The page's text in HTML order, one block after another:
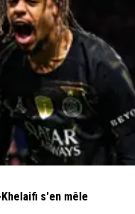
à 15:36 +36
plus de mot...
sera le prix du baril de
a déféquer
fait 10 ans que c'est fait
s'en mêle